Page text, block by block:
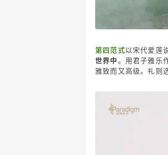
第四范式以宋代爱莲
世界中。用君子雅乐
雅致而又高级。礼则